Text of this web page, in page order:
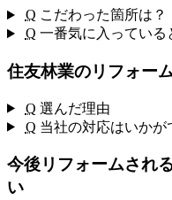
Q こだわった箇所は？
Q 一番気に入っている
住友林業のリフォー
Q 選んだ理由
Q 当社の対応はいかが
今後リフォームされ
い